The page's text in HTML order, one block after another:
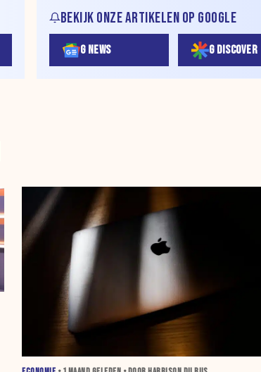
BEKIJK ONZE ARTIKELEN OP GOOGLE
G NEWS G DISCOVER